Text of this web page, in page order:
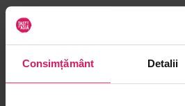
Consimțământ Detalii
Îți mai recomandăm și alte produse din
Condimente